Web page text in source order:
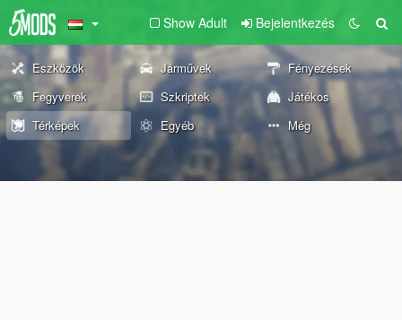
Show Adult Bejelentkezés
Eszközök Járművek
Fényezések
Fegyverek
Szkriptek
Játékos
Térképek
Egyéb Még